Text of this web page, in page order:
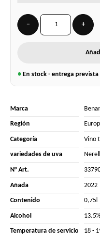
− +
● En stock - entrega
Marca
Región
Categoría Vino
variedades de uva
N° Art.
Añada 2022
Contenido 0,75l
Alcohol
Temperatura de servicio 18 -